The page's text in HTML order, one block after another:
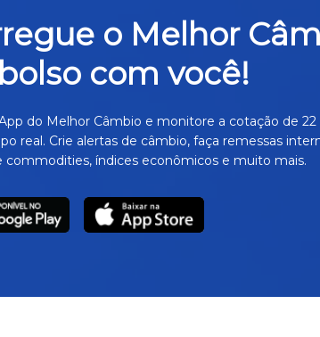
o Melhor
com você!
do Melhor Câmbio e monitore a cotação de
real. Crie alertas de câmbio, faça remessas
commodities, índices econômicos e muito mais.